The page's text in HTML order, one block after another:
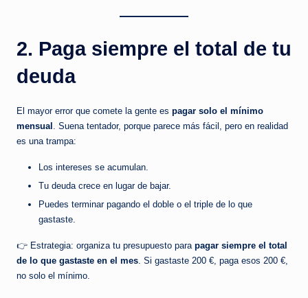
e
s
o
lv
i
y
a
2. Paga siempre el total de tu
deuda
El mayor error que comete la gente es pagar solo el mínimo
mensual
. Suena tentador, porque parece más fácil, pero en realidad
es una trampa:
Los intereses se acumulan.
Tu deuda crece en lugar de bajar.
Puedes terminar pagando el doble o el triple de lo que
gastaste.
👉 Estrategia: organiza tu presupuesto para pagar siempre el total
de lo que gastaste en el mes. Si gastaste 200 €, paga esos 200 €,
no solo el mínimo.